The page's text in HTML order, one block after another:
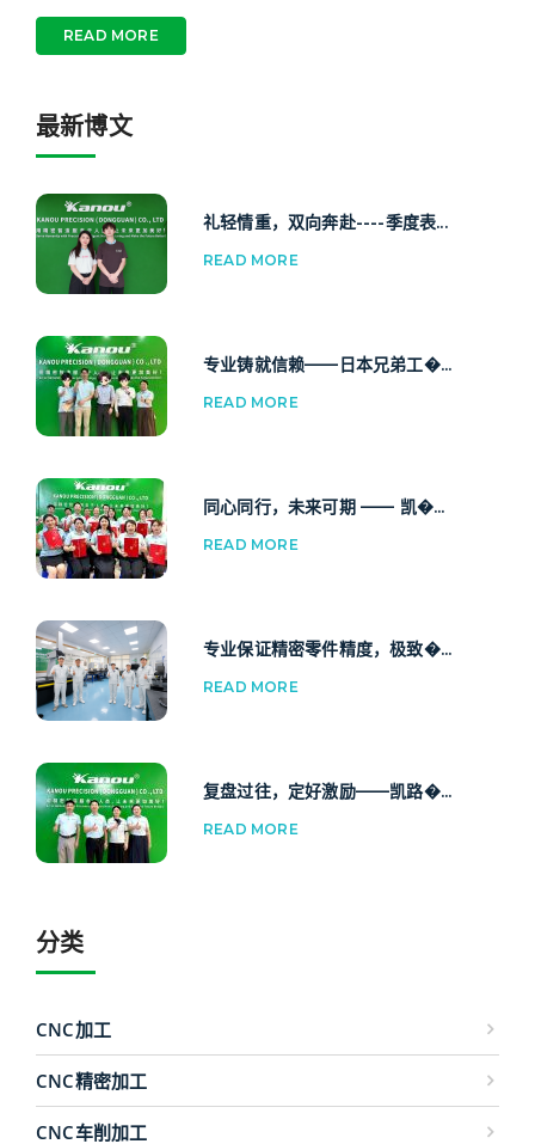
READ MORE
最新博文
礼轻情重，双向奔赴----季度表...
READ MORE
专业铸就信赖——日本兄弟工�...
READ MORE
同心同行，未来可期 —— 凯�...
READ MORE
专业保证精密零件精度，极致�...
READ MORE
复盘过往，定好激励——凯路�...
READ MORE
分类
CNC加工
CNC精密加工
CNC车削加工